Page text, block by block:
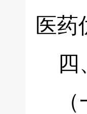
医药
四
（